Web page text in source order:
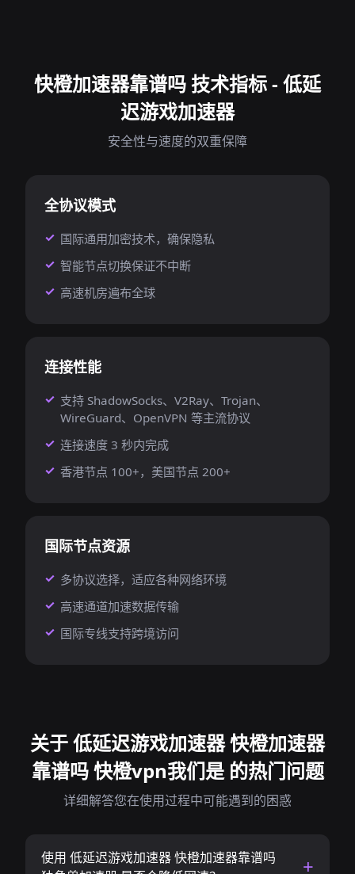
快橙加速器靠谱吗 技术指标 - 低延
迟游戏加速器
安全性与速度的双重保障
全协议模式
国际通用加密技术，确保隐私
智能节点切换保证不中断
高速机房遍布全球
连接性能
支持 ShadowSocks、V2Ray、Trojan、
WireGuard、OpenVPN 等主流协议
连接速度 3 秒内完成
香港节点 100+，美国节点 200+
国际节点资源
多协议选择，适应各种网络环境
高速通道加速数据传输
国际专线支持跨境访问
关于 低延迟游戏加速器 快橙加速器
靠谱吗 快橙vpn我们是 的热门问题
详细解答您在使用过程中可能遇到的困惑
使用 低延迟游戏加速器 快橙加速器靠谱吗